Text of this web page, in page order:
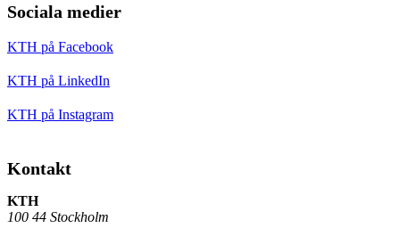
Sociala medier
KTH på Facebook
KTH på LinkedIn
KTH på Instagram
Kontakt
KTH
100 44 Stockholm